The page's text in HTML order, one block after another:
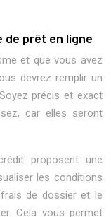
de prêt en ligne
et que vous avez
devrez remplir un
précis et exact
car elles seront
proposent une
les conditions
de dossier et le
Cela vous permet